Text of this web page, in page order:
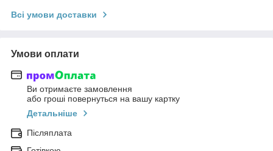
Всі умови доставки
Умови оплати
Ви отримаєте замовлення
або гроші повернуться на вашу картку
Детальніше
Післяплата